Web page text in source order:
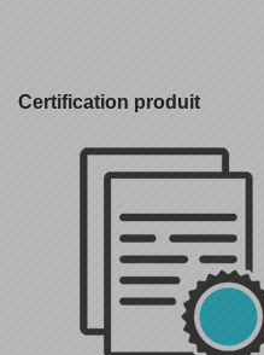
Certification produit